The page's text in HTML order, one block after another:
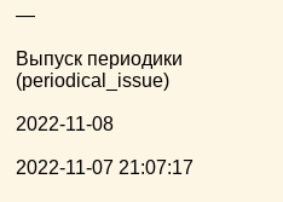
—
Выпуск периодики
(periodical_issue)
2022-11-08
2022-11-07 21:07:17